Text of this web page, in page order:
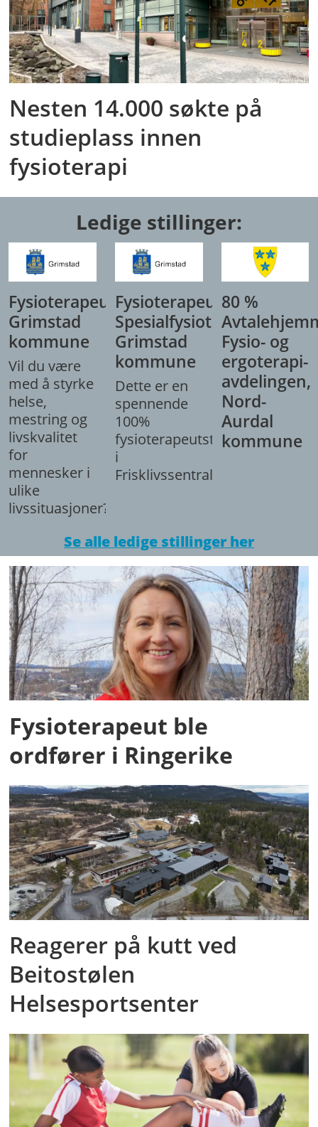
Nesten 14.000 søkte på
studieplass innen
fysioterapi
Ledige stillinger:
Fysioterapeut,
Grimstad
kommune
Vil du være
med å styrke
helse,
mestring og
livskvalitet
for
mennesker i
ulike
livssituasjoner?
Fysioterapeut/
Spesialfysioterapeut,
Grimstad
kommune
Dette er en
spennende
100%
fysioterapeutstilling
i
Frisklivssentralen.
80 %
Fysio- og
ergoterapi-
avdelingen,
Nord-
Aurdal
kommune
Se alle ledige stillinger her
Fysioterapeut ble
ordfører i Ringerike
Reagerer på kutt ved
Beitostølen
Helsesportsenter